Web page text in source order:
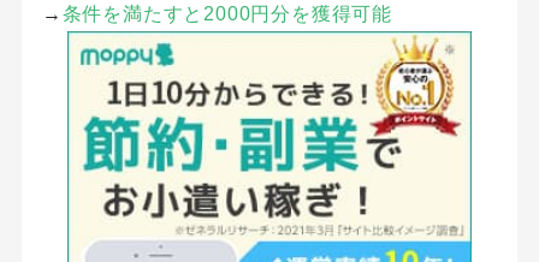
→ 条件を満たすと2000円分を獲得可能